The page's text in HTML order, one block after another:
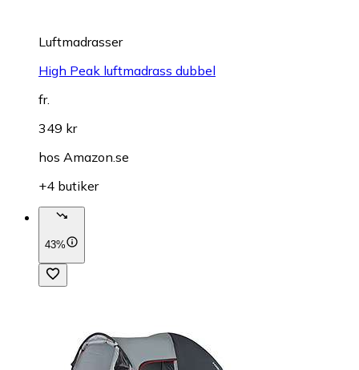
Luftmadrasser
High Peak luftmadrass dubbel
fr.
349 kr
hos Amazon.se
+4 butiker
43%